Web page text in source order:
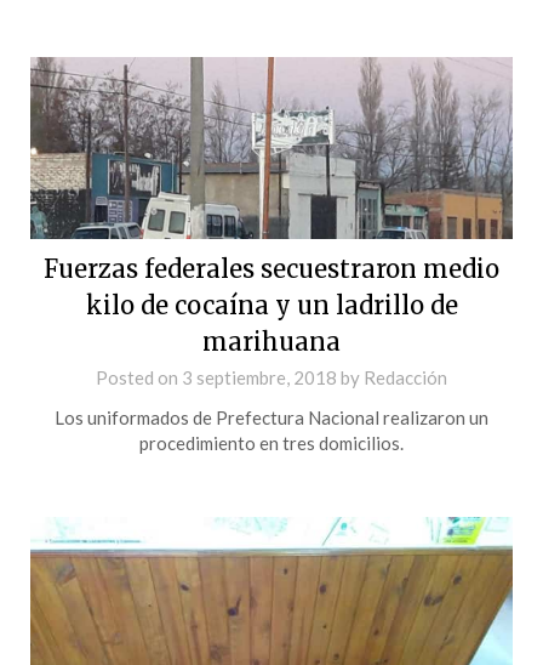
Fuerzas federales secuestraron medio
kilo de cocaína y un ladrillo de
marihuana
Posted on 3 septiembre, 2018 by Redacción
Los uniformados de Prefectura Nacional realizaron un
procedimiento en tres domicilios.